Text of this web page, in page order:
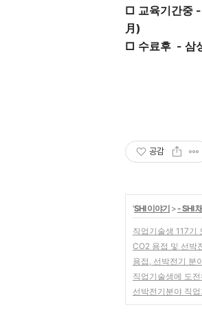
□ 교육기간중 -
月)
□ 수료후 - 삼
공감
'SHI 이야기 >- SHI
직업기술생 117기
CO2 용접 및 선박
용접, 선박전기 분
직업기술생에 도
선박전기분야 직